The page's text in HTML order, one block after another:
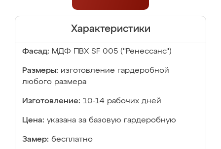
Характеристики
Фасад: МДФ ПВХ SF 005 ("Ренессанс")
Размеры: изготовление гардеробной
любого размера
Изготовление: 10-14 рабочих дней
Цена: указана за базовую гардеробную
Замер: бесплатно